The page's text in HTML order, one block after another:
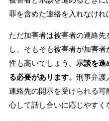
罪を含めた連絡を入れなけれ
ただ加害者は被害者の連絡
し、そもそも被害者が加害
性も高いでしょう。 示談を進
る必要があります。 刑事弁護
連絡先の開示を受けられる
心して話し合いに応じやすく